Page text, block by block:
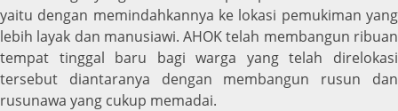
yaitu dengan memindahkannya ke lokasi pemukiman yang
lebih layak dan manusiawi. AHOK telah membangun ribuan
tempat tinggal baru bagi warga yang telah direlokasi
tersebut diantaranya dengan membangun rusun dan
rusunawa yang cukup memadai.